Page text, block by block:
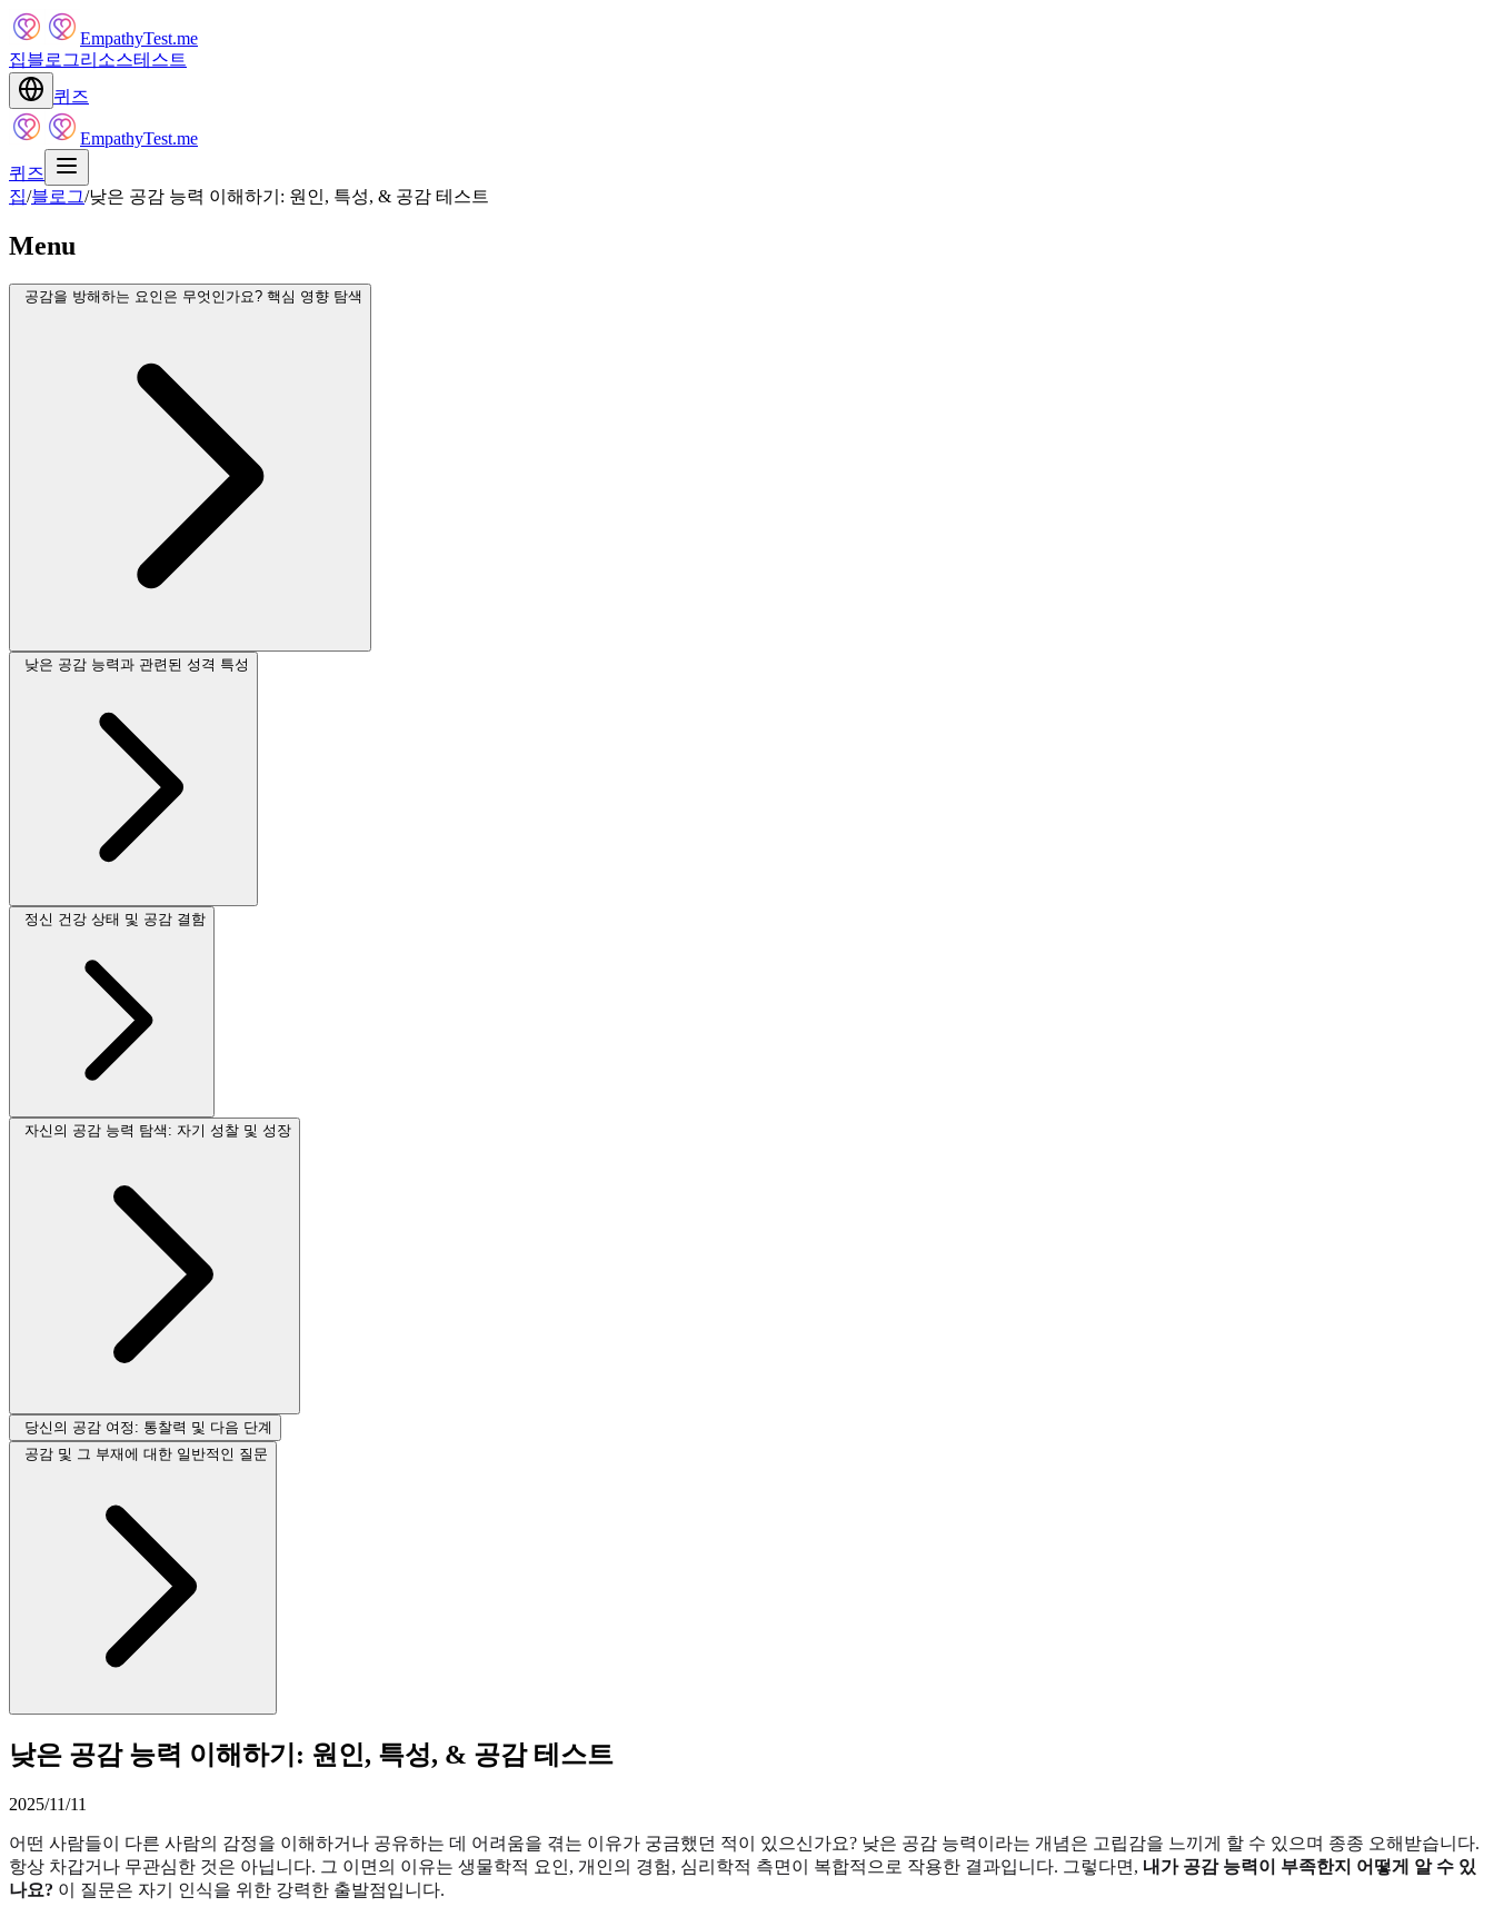
EmpathyTest.me
집블로그리소스테스트
퀴즈
EmpathyTest.me
퀴즈
집/블로그/낮은 공감 능력 이해하기: 원인, 특성, & 공감 테스트
Menu
공감을 방해하는 요인은 무엇인가요? 핵심 영향 탐색
낮은 공감 능력과 관련된 성격 특성
정신 건강 상태 및 공감 결함
자신의 공감 능력 탐색: 자기 성찰 및 성장
당신의 공감 여정: 통찰력 및 다음 단계
공감 및 그 부재에 대한 일반적인 질문
낮은 공감 능력 이해하기: 원인, 특성, & 공감 테스트
2025/11/11
어떤 사람들이 다른 사람의 감정을 이해하거나 공유하는 데 어려움을 겪는 이유가 궁금했던 적이 있으신가요? 낮은 공감 능력이라는 개념은 고립감을 느끼게 할 수 있으며 종종 오해받습니다.
항상 차갑거나 무관심한 것은 아닙니다. 그 이면의 이유는 생물학적 요인, 개인의 경험, 심리학적 측면이 복합적으로 작용한 결과입니다. 그렇다면, 내가 공감 능력이 부족한지 어떻게 알 수 있
나요? 이 질문은 자기 인식을 위한 강력한 출발점입니다.